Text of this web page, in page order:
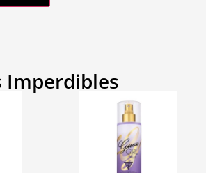
Imperdibles